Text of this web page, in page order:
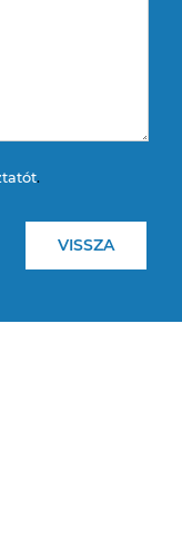
.
VISSZA